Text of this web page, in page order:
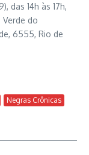
das 14h às 17h,
do
6555, Rio de
Negras Crônicas